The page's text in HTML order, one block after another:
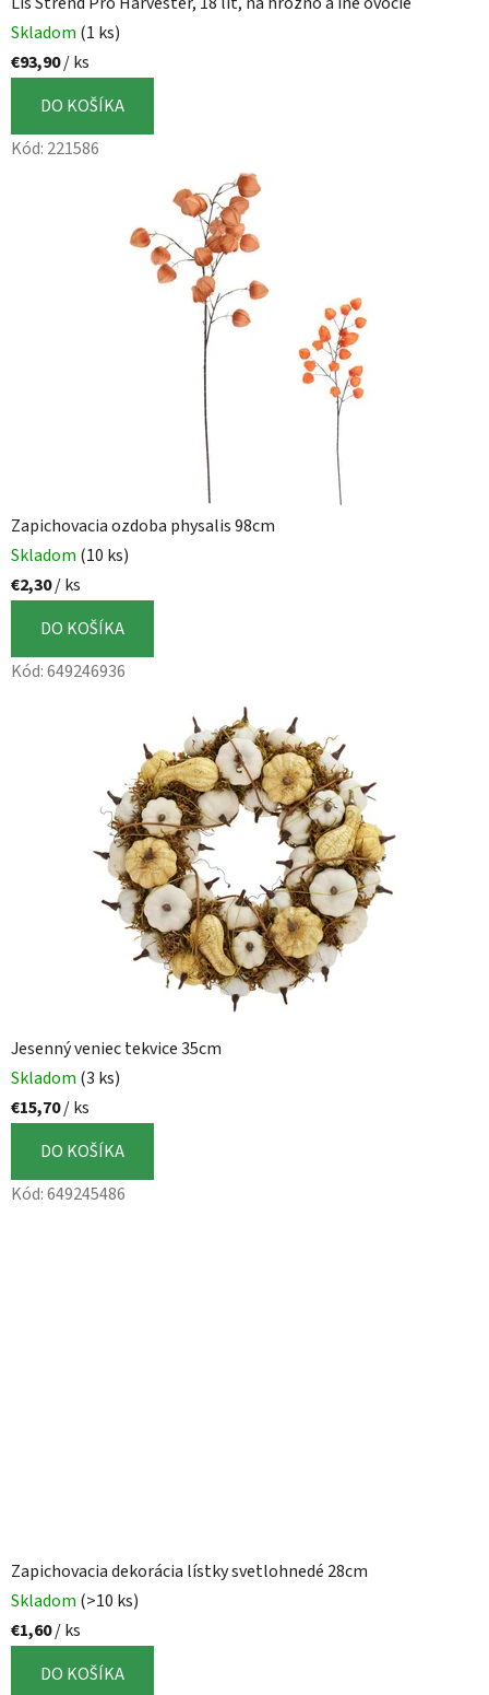
Skladom (1 ks)
€93,90/ ks
DO KOŠÍKA
Kód: 221586
Zapichovacia ozdoba physalis 98cm
Skladom (10 ks)
€2,30/ ks
DO KOŠÍKA
Kód:649246936
Jesenný veniec tekvice 35cm
Skladom (3 ks)
€15,70/ ks
DO KOŠÍKA
Kód:649245486
Zapichovacia dekorácia lístky svetlohnedé 28cm
Skladom (>10 ks)
€1,60/ ks
DO KOŠÍKA